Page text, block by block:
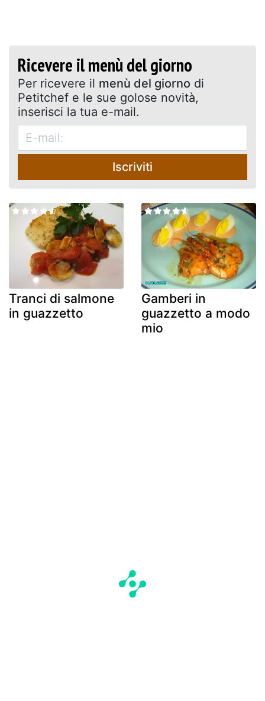
Ricevere il menù del giorno
Per ricevere il menù del giorno di
Petitchef e le sue golose novità,
inserisci la tua e-mail.
Iscriviti
Tranci di salmone
in guazzetto
Gamberi in
guazzetto a modo
mio